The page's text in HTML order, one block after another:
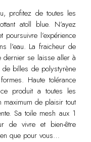
profitez de toutes les
atoll blue. N’ayez
l’expérience
l’eau. La fraicheur de
dernier se laisse aller à
de billes de polystyrène
Haute tolérance
produit a toutes les
de plaisir tout
Sa toile mesh aux 1
de vivre et bien-être
que pour vous…